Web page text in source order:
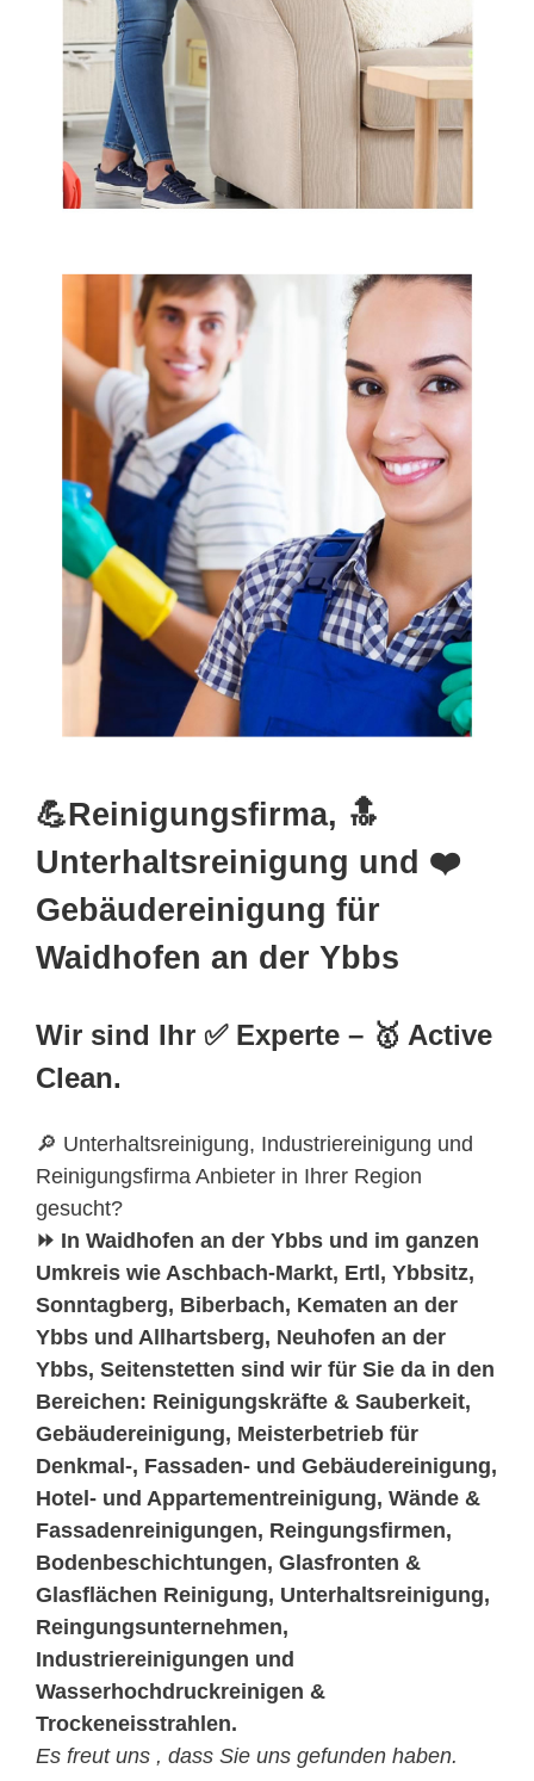
💪Reinigungsfirma, 🔝
Unterhaltsreinigung und ❤️
Gebäudereinigung für
Waidhofen an der Ybbs
Wir sind Ihr ✅ Experte – 🥇 Active
Clean.
🔎 Unterhaltsreinigung, Industriereinigung und
Reinigungsfirma Anbieter in Ihrer Region
gesucht?
⏩ In Waidhofen an der Ybbs und im ganzen
Umkreis wie Aschbach-Markt, Ertl, Ybbsitz,
Sonntagberg, Biberbach, Kematen an der
Ybbs und Allhartsberg, Neuhofen an der
Ybbs, Seitenstetten sind wir für Sie da in den
Bereichen: Reinigungskräfte & Sauberkeit,
Gebäudereinigung, Meisterbetrieb für
Denkmal-, Fassaden- und Gebäudereinigung,
Hotel- und Appartementreinigung, Wände &
Fassadenreinigungen, Reingungsfirmen,
Bodenbeschichtungen, Glasfronten &
Glasflächen Reinigung, Unterhaltsreinigung,
Reingungsunternehmen,
Industriereinigungen und
Wasserhochdruckreinigen &
Trockeneisstrahlen.
Es freut uns , dass Sie uns gefunden haben.